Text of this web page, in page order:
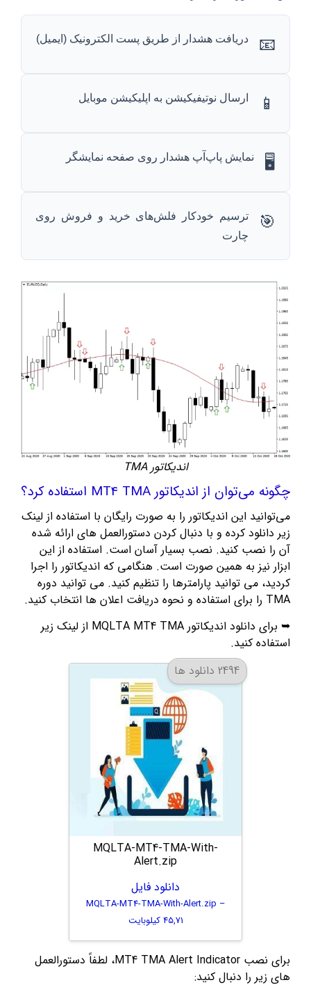
📧 دریافت هشدار از طریق پست الکترونیک (ایمیل)
📱 ارسال نوتیفیکیشن به اپلیکیشن موبایل
🖥️ نمایش پاپ‌آپ هشدار روی صفحه نمایشگر
🎯
ترسیم خودکار فلش‌های خرید و فروش روی
چارت
اندیکاتور TMA
چگونه می‌توان از اندیکاتور MT4 TMA استفاده کرد؟
می‌توانید این اندیکاتور را به صورت رایگان با استفاده از لینک
زیر دانلود کرده و با دنبال کردن دستورالعمل های ارائه شده
آن را نصب کنید. نصب بسیار آسان است. استفاده از این
ابزار نیز به همین صورت است. هنگامی که اندیکاتور را اجرا
کردید، می توانید پارامترها را تنظیم کنید. می توانید دوره
TMA را برای استفاده و نحوه دریافت اعلان ها انتخاب کنید.
➥ برای دانلود اندیکاتور MQLTA MT4 TMA از لینک زیر
استفاده کنید.
2494 دانلود ها
MQLTA-MT4-TMA-With-
Alert.zip
دانلود فایل
MQLTA-MT4-TMA-With-Alert.zip –
45,71 کیلوبایت
برای نصب MT4 TMA Alert Indicator، لطفاً دستورالعمل
های زیر را دنبال کنید: